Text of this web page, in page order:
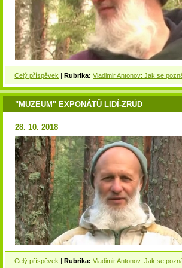
Celý příspěvek Rubrika: Vladimir Antonov: Jak se
"MUZEUM" EXPONÁTŮ LIDÍ-ZRŮD
28. 10. 2018
Celý příspěvek |Rubrika: Vladimir Antonov: Jak se